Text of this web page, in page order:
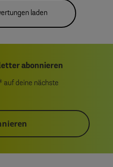
laden
abonnieren
auf deine nächste